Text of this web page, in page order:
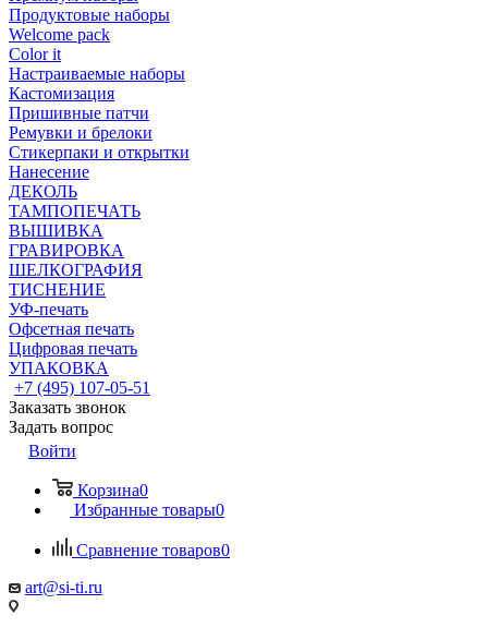
Продуктовые наборы
Welcome pack
Color it
Настраиваемые наборы
Кастомизация
Пришивные патчи
Ремувки и брелоки
Стикерпаки и открытки
Нанесение
ДЕКОЛЬ
ТАМПОПЕЧАТЬ
ВЫШИВКА
ГРАВИРОВКА
ШЕЛКОГРАФИЯ
ТИСНЕНИЕ
УФ-печать
Офсетная печать
Цифровая печать
УПАКОВКА
+7 (495) 107-05-51
Заказать звонок
Задать вопрос
Войти
Корзина0
Избранные товары0
Сравнение товаров0
art@si-ti.ru